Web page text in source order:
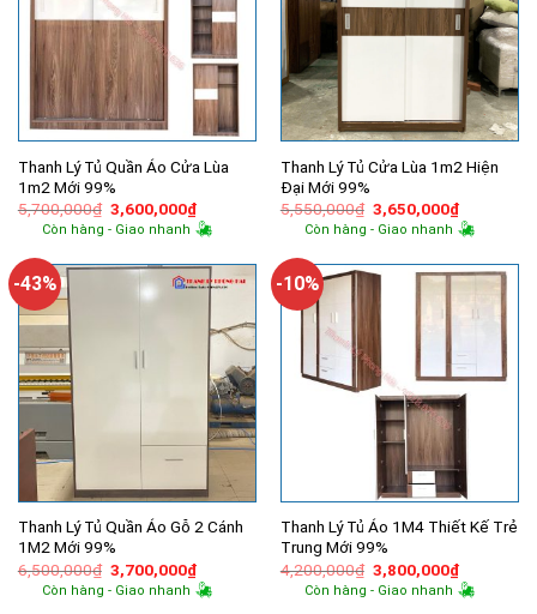
Thanh Lý Tủ Quần Áo Cửa Lùa
1m2 Mới 99%
5,700,000₫ Giá
gốc
là:
3,600,000₫Giá
hiện
tại
3,600,000₫.
Còn hàng - Giao nhanh
Thanh Lý Tủ Cửa Lùa 1m2 Hiện
Đại Mới 99%
5,550,000₫ Giá
gốc
là:
3,650,000₫Giá
hiện
tại
Còn hàng - Giao nhanh
-43%
Thanh Lý Tủ Quần Áo Gỗ 2 Cánh
1M2 Mới 99%
6,500,000₫ Giá
gốc
là:
3,700,000₫Giá
hiện
tại
Còn hàng - Giao nhanh
-10%
Thanh Lý Tủ Áo 1M4 Thiết Kế Trẻ
Trung Mới 99%
4,200,000₫ Giá
gốc
là:
3,800,000₫Giá
hiện
tại
Còn hàng - Giao nhanh